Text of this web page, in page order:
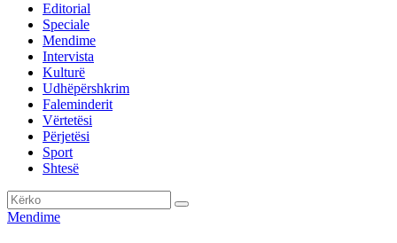
Editorial
Speciale
Mendime
Intervista
Kulturë
Udhëpërshkrim
Faleminderit
Vërtetësi
Përjetësi
Sport
Shtesë
Mendime